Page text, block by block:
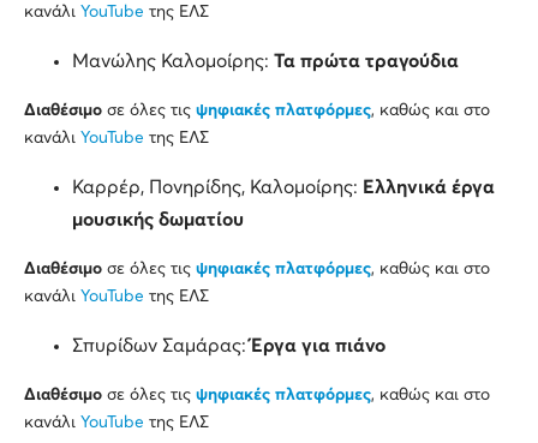
κανάλι YouTube της ΕΛΣ
Μανώλης Καλομοίρης: Τα πρώτα τραγούδια
Διαθέσιμο σε όλες τις ψηφιακές πλατφόρμες, καθώς και στο
κανάλι YouTube της ΕΛΣ
Καρρέρ, Πονηρίδης, Καλομοίρης: Ελληνικά έργα
μουσικής δωματίου
Διαθέσιμο σε όλες τις ψηφιακές πλατφόρμες, καθώς και στο
κανάλι YouTube της ΕΛΣ
Σπυρίδων Σαμάρας:Έργα για πιάνο
Διαθέσιμο σε όλες τις ψηφιακές πλατφόρμες, καθώς και στο
κανάλι YouTube της ΕΛΣ